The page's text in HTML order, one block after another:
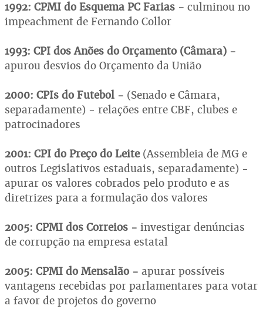
1992: CPMI do Esquema PC Farias - culminou no
impeachment de Fernando Collor
1993: CPI dos Anões do Orçamento (Câmara) -
apurou desvios do Orçamento da União
2000: CPIs do Futebol - (Senado e Câmara,
separadamente) - relações entre CBF, clubes e
patrocinadores
2001: CPI do Preço do Leite(Assembleia de MG e
outros Legislativos estaduais, separadamente) -
apurar os valores cobrados pelo produto e as
diretrizes para a formulação dos valores
2005: CPMI dos Correios - investigar denúncias
de corrupção na empresa estatal
2005: CPMI do Mensalão - apurar possíveis
vantagens recebidas por parlamentares para votar
a favor de projetos do governo